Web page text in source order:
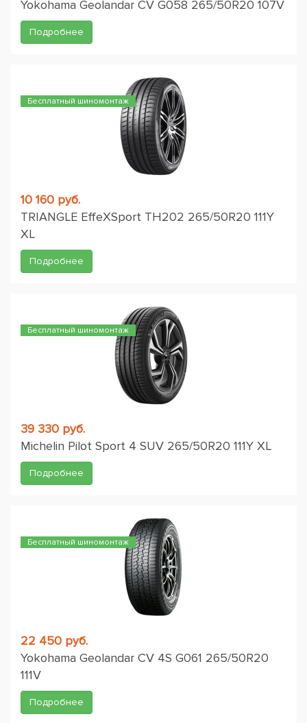
Yokohama Geolandar CV G058 265/50R20 107V
Подробнее
Бесплатный шиномонтаж
10 160 руб.
TRIANGLE EffeXSport TH202 265/50R20 111Y
XL
Подробнее
Бесплатный шиномонтаж
39 330 руб.
Michelin Pilot Sport 4 SUV 265/50R20 111Y XL
Подробнее
Бесплатный шиномонтаж
22 450 руб.
Yokohama Geolandar CV 4S G061 265/50R20
111V
Подробнее